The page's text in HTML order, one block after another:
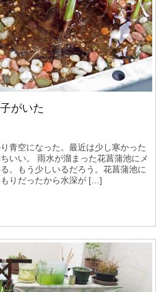
がいた
青空になった。最近は少し寒かった
いい。 雨水が溜まった花菖蒲池にメ
。もう少しいるだろう。花菖蒲池に
りだったから水深が […]